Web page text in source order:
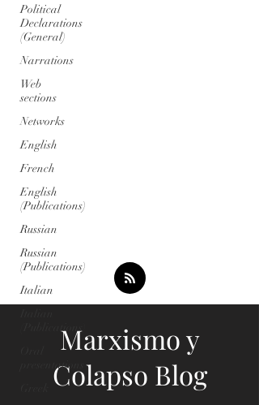
Political
Declarations
(General)
Narrations
Web
sections
Networks
English
French
English
(Publications)
Russian
Russian
(Publications)
Italian
(Publications)
presentations
Marxismo y
Colapso Blog